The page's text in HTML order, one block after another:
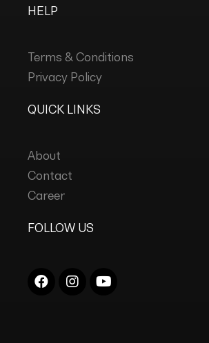
HELP
Terms & Conditions
Privacy Policy
QUICK LINKS
About
Contact
Career
FOLLOW US